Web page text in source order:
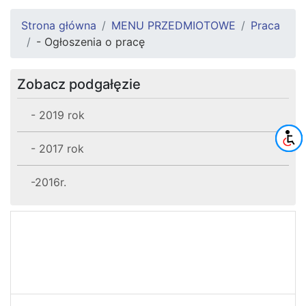
Strona główna MENU PRZEDMIOTOWE
Praca
- Ogłoszenia o pracę
Zobacz podgałęzie
- 2019 rok
- 2017 rok
-2016r.